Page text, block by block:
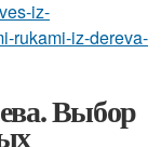
iz-
rukami-iz-dereva-
Выбор